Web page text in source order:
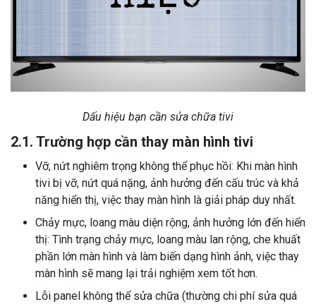
Dấu hiệu bạn cần sửa chữa tivi
2.1. Trường hợp cần thay màn hình tivi
Vỡ, nứt nghiêm trọng không thể phục hồi: Khi màn hình
tivi bị vỡ, nứt quá nặng, ảnh hưởng đến cấu trúc và khả
năng hiển thị, việc thay màn hình là giải pháp duy nhất.
Chảy mực, loang màu diện rộng, ảnh hưởng lớn đến hiển
thị: Tình trạng chảy mực, loang màu lan rộng, che khuất
phần lớn màn hình và làm biến dạng hình ảnh, việc thay
màn hình sẽ mang lại trải nghiệm xem tốt hơn.
Lỗi panel không thể sửa chữa (thường chi phí sửa quá